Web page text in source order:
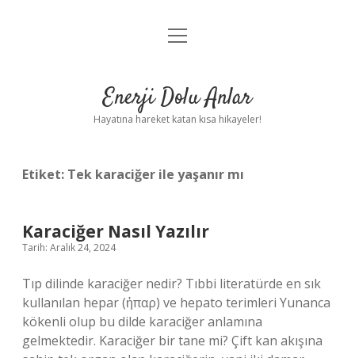
Anasayfa
Yasal Uyarı
menüyü
Enerji Dolu Anlar
Hayatına hareket katan kısa hikayeler!
Etiket: Tek karaciğer ile yaşanır mı
Karaciğer Nasıl Yazılır
Tarih: Aralık 24, 2024
Tıp dilinde karaciğer nedir? Tıbbi literatürde en sık
kullanılan hepar (ἡπαρ) ve hepato terimleri Yunanca
kökenli olup bu dilde karaciğer anlamına
gelmektedir. Karaciğer bir tane mi? Çift kan akışına